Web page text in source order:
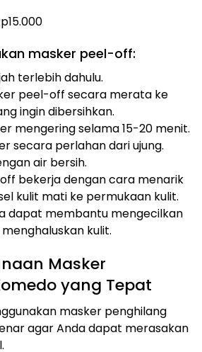
masker peel-off:
terlebih dahulu.
peel-off secara merata ke
ingin dibersihkan.
mengering selama 15-20 menit.
secara perlahan dari ujung.
air bersih.
bekerja dengan cara menarik
kulit mati ke permukaan kulit.
dapat membantu mengecilkan
kulit.
Masker
yang Tepat
masker penghilang
agar Anda dapat merasakan